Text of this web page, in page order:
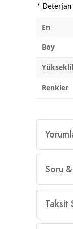
* Deterjan
En
Boy
Renkler
Soru
Taksit